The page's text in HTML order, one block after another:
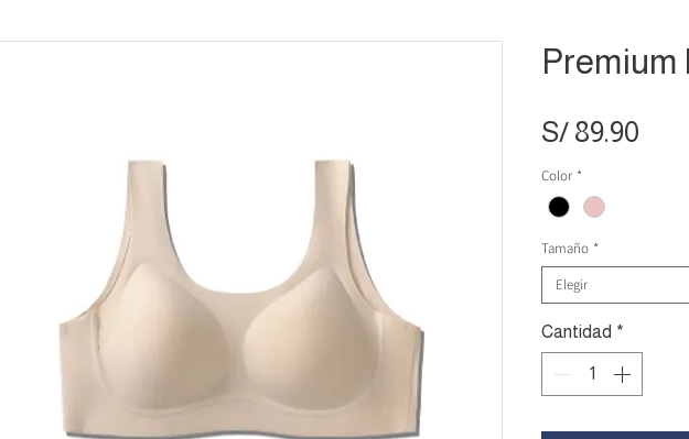
Premium
S/ 89.90
Color *
Tamaño *
Elegir
Cantidad *